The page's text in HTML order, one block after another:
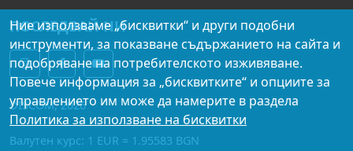
ПОСЛЕДВАЙ НИ
DISCOM, 2026
Валутен курс: 1 EUR = 1.95583 BGN
Ние използваме „бисквитки“ и други подобни
инструменти, за показване съдържанието на сайта и
подобряване на потребителското изживяване.
Повече информация за „бисквитките“ и опциите за
управлението им може да намерите в раздела
Политика за използване на бисквитки